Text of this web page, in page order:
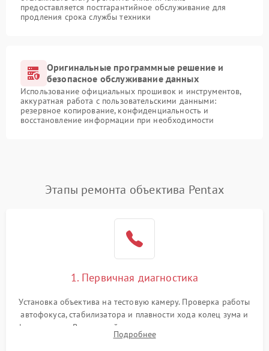
предоставляется постгарантийное обслуживание для
продления срока службы техники
Оригинальные программные решение и
безопасное обслуживание данных
Использование официальных прошивок и инструментов,
аккуратная работа с пользовательскими данными:
резервное копирование, конфиденциальность и
восстановление информации при необходимости
Этапы ремонта объектива Pentax
1. Первичная диагностика
Установка объектива на тестовую камеру. Проверка работы
автофокуса, стабилизатора и плавности хода колец зума и
фокусировки. Визуальный осмотр линз на наличие царапин,
грибка, пыли и оценка состояния контактов байонета.
Подробнее